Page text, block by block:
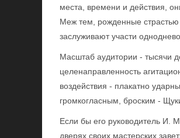
места, времени и действия,
Меж тем, рожденные
заслуживают участи
Масштаб аудитории - тысячи
целенаправленность
воздействия - плакатно
громкогласным, броским -
Если бы его руководитель И.
дверях своих мастерских